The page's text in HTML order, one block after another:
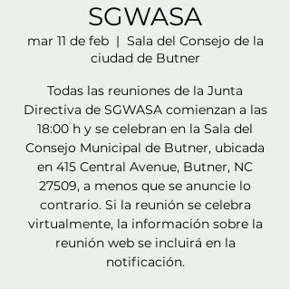
SGWASA
mar 11 de feb
  |
Sala del Consejo de la
ciudad de Butner
Todas las reuniones de la Junta
Directiva de SGWASA comienzan a las
18:00 h y se celebran en la Sala del
Consejo Municipal de Butner, ubicada
en 415 Central Avenue, Butner, NC
27509, a menos que se anuncie lo
contrario. Si la reunión se celebra
virtualmente, la información sobre la
reunión web se incluirá en la
notificación.